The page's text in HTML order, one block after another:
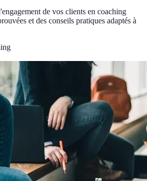
de vos clients en coaching
et des conseils pratiques adaptés à